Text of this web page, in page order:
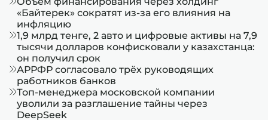
«Байтерек» сократят из-за его влияния на
инфляцию
1,9 млрд тенге, 2 авто и цифровые активы на 7,9
тысячи долларов конфисковали у казахстанца:
он получил срок
АРРФР согласовало трёх руководящих
работников банков
Топ-менеджера московской компании
уволили за разглашение тайны через
DeepSeek